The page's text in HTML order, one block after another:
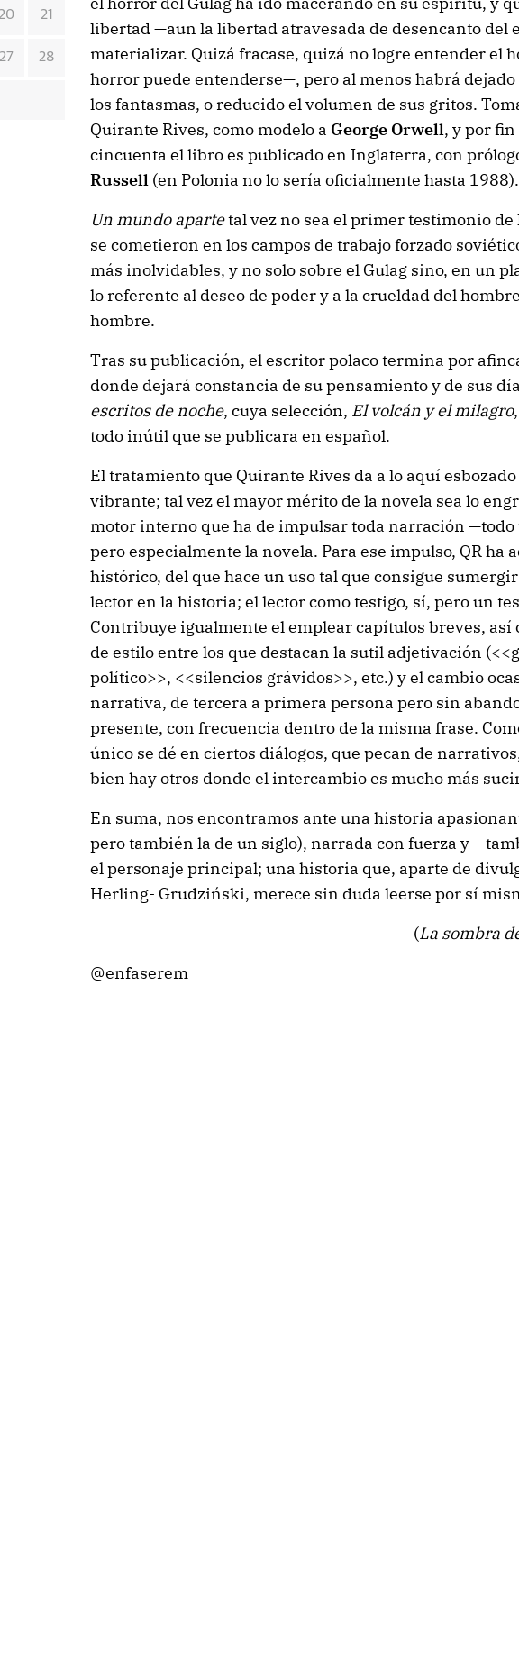
libertad —aun la libertad atravesada de desencanto del
materializar. Quizá fracase, quizá no logre entender el
horror puede entenderse—, pero al menos habrá
los fantasmas, o reducido el volumen de sus gritos.
Quirante Rives, como modelo a George Orwell, y por fin
cincuenta el libro es publicado en Inglaterra, con
Russell (en Polonia no lo sería oficialmente hasta 1988).
Un mundo apartetal vez no sea el primer testimonio de
se cometieron en los campos de trabajo forzado
más inolvidables, y no solo sobre el Gulag sino, en un
lo referente al deseo de poder y a la crueldad del
hombre.
Tras su publicación, el escritor polaco termina por
donde dejará constancia de su pensamiento y de sus
escritos de noche, cuya selección, El volcán y el milagro
todo inútil que se publicara en español.
El tratamiento que Quirante Rives da a lo aquí
vibrante; tal vez el mayor mérito de la novela sea lo
motor interno que ha de impulsar toda narración
pero especialmente la novela. Para ese impulso, QR ha
histórico, del que hace un uso tal que consigue
lector en la historia; el lector como testigo, sí, pero un
Contribuye igualmente el emplear capítulos breves, así
de estilo entre los que destacan la sutil adjetivación
político>>, <<silencios grávidos>>, etc.) y el cambio
narrativa, de tercera a primera persona pero sin
presente, con frecuencia dentro de la misma frase.
único se dé en ciertos diálogos, que pecan de
bien hay otros donde el intercambio es mucho más
En suma, nos encontramos ante una historia
pero también la de un siglo), narrada con fuerza y
el personaje principal; una historia que, aparte de
Herling- Grudziński, merece sin duda leerse por sí
(La sombra
@enfaserem
21
27 28